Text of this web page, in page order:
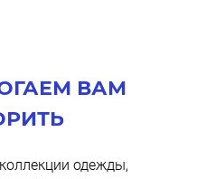
ВАМ
одежды,